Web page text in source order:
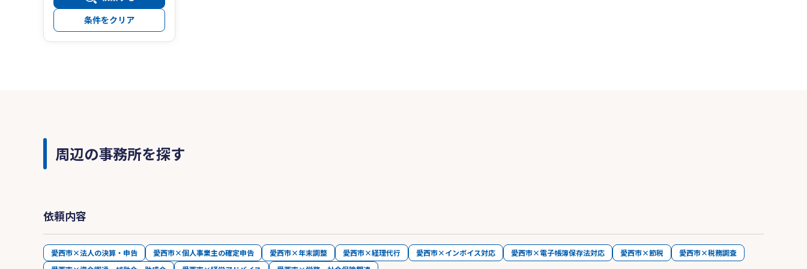
条件をクリア
周辺の事務所を探す
依頼内容
愛西市×法人の決算・申告 愛西市×個人事業主の確定申告 愛西市×年末調整 愛西市×経理代行 愛西市×インボイス対応 愛西市×電子帳簿保存法対応 愛西市×節税
愛西市×税務調査